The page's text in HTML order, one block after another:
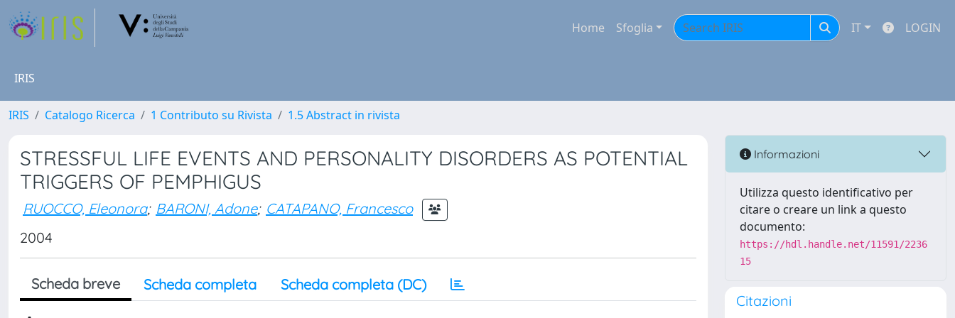
Home Sfoglia IT LOGIN
IRIS
IRIS Catalogo Ricerca 1 Contributo su Rivista 1.5 Abstract in rivista
STRESSFUL LIFE EVENTS AND PERSONALITY DISORDERS AS POTENTIAL
TRIGGERS OF PEMPHIGUS
RUOCCO, Eleonora; BARONI, Adone; CATAPANO, Francesco
2004
Scheda breve Scheda completa Scheda completa (DC)
Informazioni
Utilizza questo identificativo per
citare o creare un link a questo
documento:
https://hdl.handle.net/11591/2236
15
Citazioni